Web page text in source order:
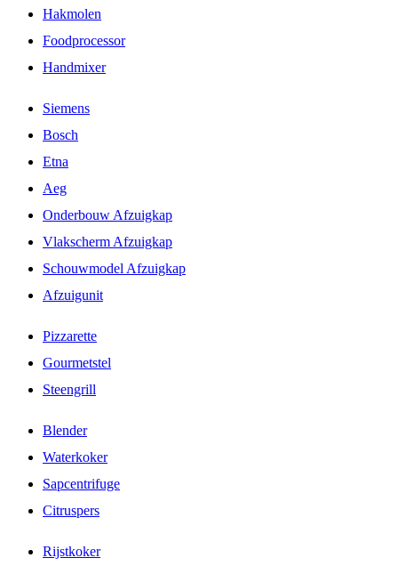
Hakmolen
Foodprocessor
Handmixer
Siemens
Bosch
Etna
Aeg
Onderbouw Afzuigkap
Vlakscherm Afzuigkap
Schouwmodel Afzuigkap
Afzuigunit
Pizzarette
Gourmetstel
Steengrill
Blender
Waterkoker
Sapcentrifuge
Citruspers
Rijstkoker